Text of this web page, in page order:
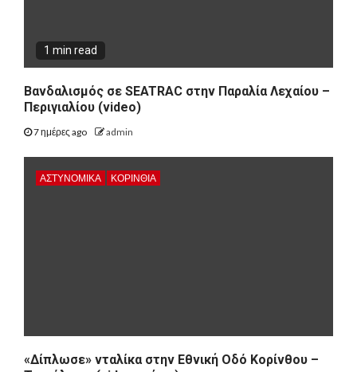
1 min read
Βανδαλισμός σε SEATRAC στην Παραλία Λεχαίου –
Περιγιαλίου (video)
7 ημέρες ago admin
ΑΣΤΥΝΟΜΙΚΑ ΚΟΡΙΝΘΊΑ
«Δίπλωσε» νταλίκα στην Εθνική Oδό Κορίνθου –